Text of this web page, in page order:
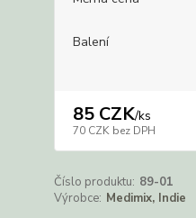
Balení
85 CZK/ks
70 CZK bez DPH
Číslo produktu: 89-01
Výrobce: Medimix, Indie